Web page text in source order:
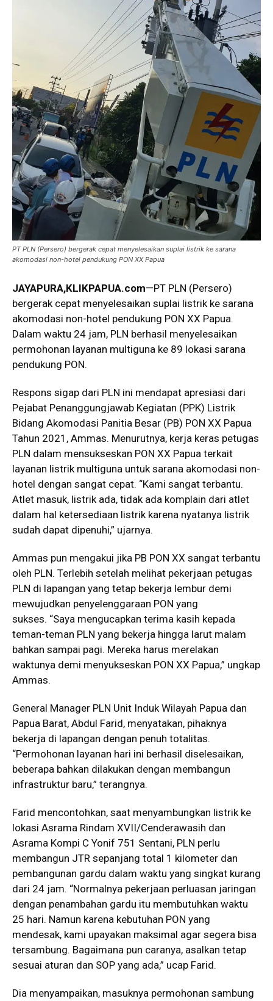
PT PLN (Persero) bergerak cepat menyelesaikan suplai listrik ke sarana
akomodasi non-hotel pendukung PON XX Papua
JAYAPURA,KLIKPAPUA.com—PT PLN (Persero)
bergerak cepat menyelesaikan suplai listrik ke sarana
akomodasi non-hotel pendukung PON XX Papua.
Dalam waktu 24 jam, PLN berhasil menyelesaikan
permohonan layanan multiguna ke 89 lokasi sarana
pendukung PON.
Respons sigap dari PLN ini mendapat apresiasi dari
Pejabat Penanggungjawab Kegiatan (PPK) Listrik
Bidang Akomodasi Panitia Besar (PB) PON XX Papua
Tahun 2021, Ammas. Menurutnya, kerja keras petugas
PLN dalam mensukseskan PON XX Papua terkait
layanan listrik multiguna untuk sarana akomodasi non-
hotel dengan sangat cepat. “Kami sangat terbantu.
Atlet masuk, listrik ada, tidak ada komplain dari atlet
dalam hal ketersediaan listrik karena nyatanya listrik
sudah dapat dipenuhi,” ujarnya.
Ammas pun mengakui jika PB PON XX sangat terbantu
oleh PLN. Terlebih setelah melihat pekerjaan petugas
PLN di lapangan yang tetap bekerja lembur demi
mewujudkan penyelenggaraan PON yang
sukses. “Saya mengucapkan terima kasih kepada
teman-teman PLN yang bekerja hingga larut malam
bahkan sampai pagi. Mereka harus merelakan
waktunya demi menyukseskan PON XX Papua,” ungkap
Ammas.
General Manager PLN Unit Induk Wilayah Papua dan
Papua Barat, Abdul Farid, menyatakan, pihaknya
bekerja di lapangan dengan penuh totalitas.
“Permohonan layanan hari ini berhasil diselesaikan,
beberapa bahkan dilakukan dengan membangun
infrastruktur baru,” terangnya.
Farid mencontohkan, saat menyambungkan listrik ke
lokasi Asrama Rindam XVII/Cenderawasih dan
Asrama Kompi C Yonif 751 Sentani, PLN perlu
membangun JTR sepanjang total 1 kilometer dan
pembangunan gardu dalam waktu yang singkat kurang
dari 24 jam. “Normalnya pekerjaan perluasan jaringan
dengan penambahan gardu itu membutuhkan waktu
25 hari. Namun karena kebutuhan PON yang
mendesak, kami upayakan maksimal agar segera bisa
tersambung. Bagaimana pun caranya, asalkan tetap
sesuai aturan dan SOP yang ada,” ucap Farid.
Dia menyampaikan, masuknya permohonan sambung